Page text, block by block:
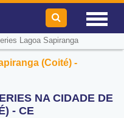
Lagoa Sapiranga
(Coité) -
NA CIDADE DE
- CE